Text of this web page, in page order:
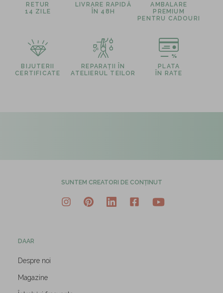
RETUR
14 ZILE
LIVRARE RAPIDĂ
ÎN 48H
AMBALARE
PREMIUM
PENTRU CADOURI
BIJUTERII
CERTIFICATE
REPARAȚII ÎN
ATELIERUL TEILOR
PLATA
ÎN RATE
SUNTEM CREATORI DE CONȚINUT
DAAR
Despre noi
Magazine